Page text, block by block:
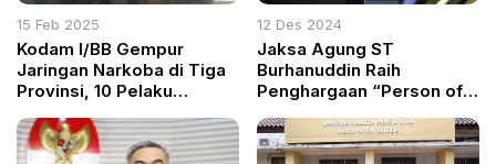
15 Feb 2025
Kodam I/BB Gempur
Jaringan Narkoba di Tiga
Provinsi, 10 Pelaku
12 Des 2024
Jaksa Agung ST
Burhanuddin Raih
Penghargaan “Person of
Indonesia